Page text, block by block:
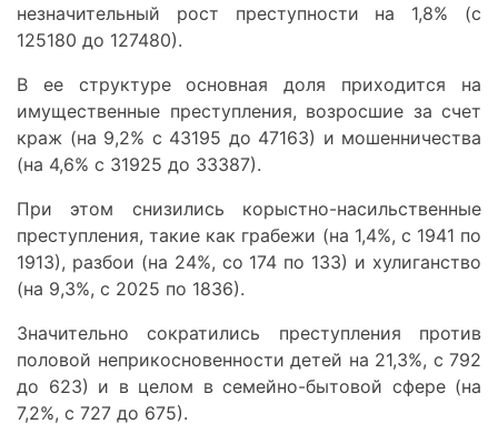
незначительный рост преступности на 1,8% (с
125180 до 127480).
В ее структуре основная доля приходится на
имущественные преступления, возросшие за счет
краж (на 9,2% с 43195 до 47163) и мошенничества
(на 4,6% с 31925 до 33387).
При этом снизились корыстно-насильственные
преступления, такие как грабежи (на 1,4%, с 1941 по
1913), разбои (на 24%, со 174 по 133) и хулиганство
(на 9,3%, с 2025 по 1836).
Значительно сократились преступления против
половой неприкосновенности детей на 21,3%, с 792
до 623) и в целом в семейно-бытовой сфере (на
7,2%, с 727 до 675).